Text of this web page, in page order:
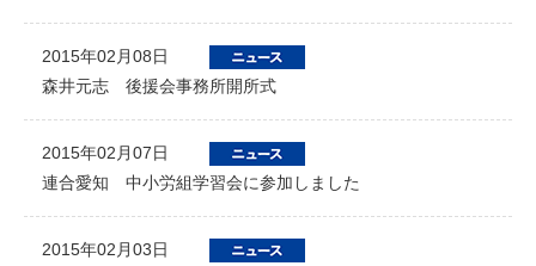
2015年02月08日
森井元志 後援会事務所開所式
2015年02月07日
連合愛知 中小労組学習会に参加しました
2015年02月03日